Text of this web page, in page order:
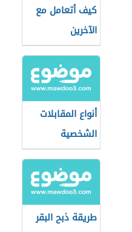
كيف أتعامل مع
الآخرين
أنواع المقابلات
الشخصية
طريقة ذبح البقر